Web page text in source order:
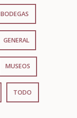
BODEGAS
GENERAL
MUSEOS
TODO